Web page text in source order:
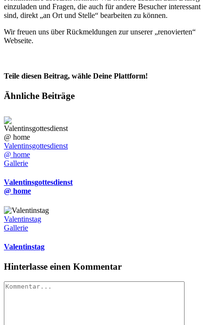
einzuladen und Fragen, die auch für andere Besucher interessant
sind, direkt „an Ort und Stelle“ bearbeiten zu können.
Wir freuen uns über Rückmeldungen zur unserer „renovierten“
Webseite.
Teile diesen Beitrag, wähle Deine Plattform!
Facebook
X
Reddit
LinkedIn
Tumblr
Pinterest
Vk
E-
Ähnliche Beiträge
Valentinsgottesdienst
@ home
Gallerie
Valentinsgottesdienst
@ home
Valentinstag
Gallerie
Valentinstag
Hinterlasse einen Kommentar
Kommentar